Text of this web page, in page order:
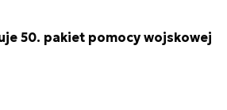
50. pakiet pomocy wojskowej